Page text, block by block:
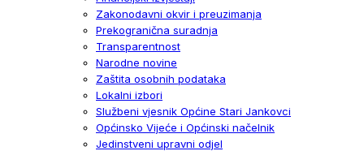
Zakonodavni okvir i preuzimanja
Prekogranična suradnja
Transparentnost
Narodne novine
Zaštita osobnih podataka
Lokalni izbori
Službeni vjesnik Općine Stari Jankovci
Općinsko Vijeće i Općinski načelnik
Jedinstveni upravni odjel